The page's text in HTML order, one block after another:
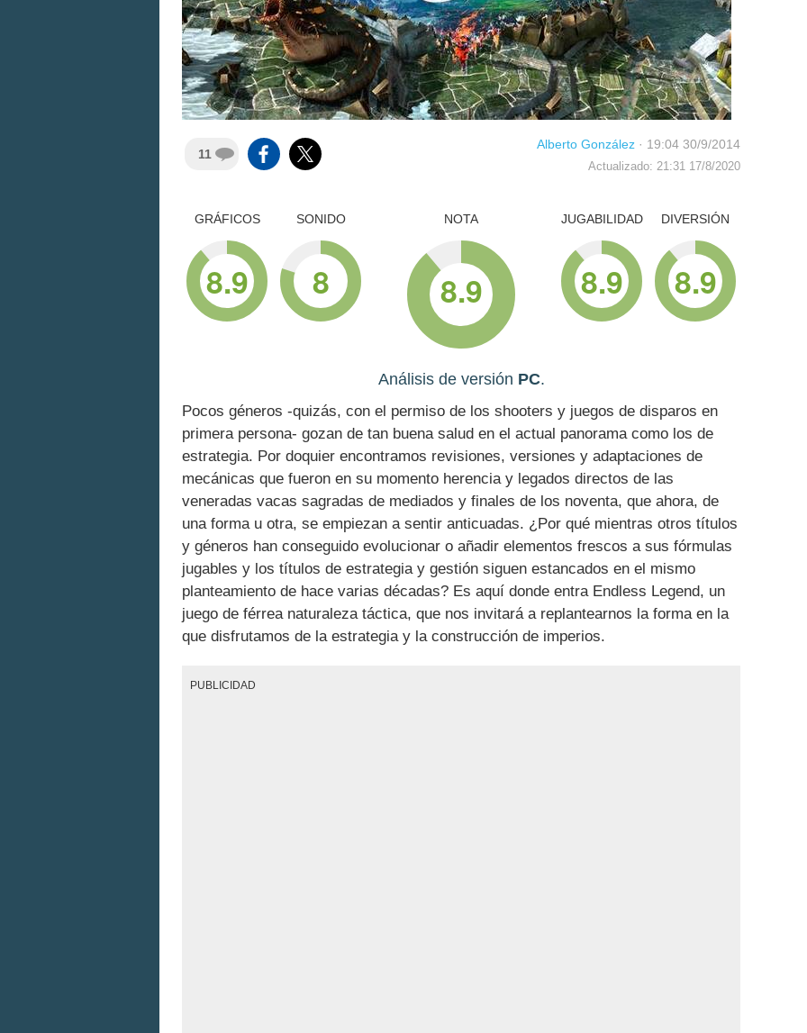
11
Alberto González · 19:04 30/9/2014
Actualizado: 21:31 17/8/2020
GRÁFICOS
8.9
SONIDO
8
NOTA
8.9
DIVERSIÓN
8.9
JUGABILIDAD
8.9
Análisis de versión PC.
Pocos géneros -quizás, con el permiso de los shooters y juegos de disparos en
primera persona- gozan de tan buena salud en el actual panorama como los de
estrategia. Por doquier encontramos revisiones, versiones y adaptaciones de
mecánicas que fueron en su momento herencia y legados directos de las
veneradas vacas sagradas de mediados y finales de los noventa, que ahora, de
una forma u otra, se empiezan a sentir anticuadas. ¿Por qué mientras otros títulos
y géneros han conseguido evolucionar o añadir elementos frescos a sus fórmulas
jugables y los títulos de estrategia y gestión siguen estancados en el mismo
planteamiento de hace varias décadas? Es aquí donde entra Endless Legend, un
juego de férrea naturaleza táctica, que nos invitará a replantearnos la forma en la
que disfrutamos de la estrategia y la construcción de imperios.
PUBLICIDAD